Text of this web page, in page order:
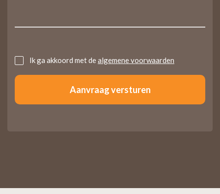
UntitledIk ga akkoord met dealgemene voorwaarden